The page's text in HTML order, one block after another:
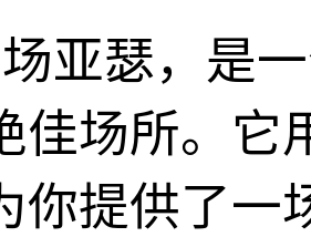
亚瑟，是
佳场所。它
你提供了一